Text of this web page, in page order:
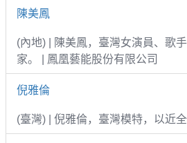
陳美鳳
(內地) | 陳美鳳，臺灣女演員、歌
家。 | 鳳凰藝能股份有限公司
倪雅倫
(臺灣) | 倪雅倫，臺灣模特，以近